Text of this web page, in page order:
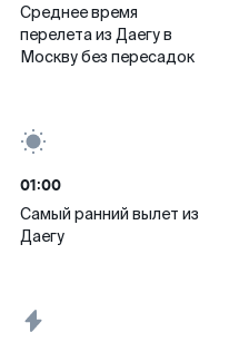
Среднее время
перелета из Даегу в
Москву без пересадок
01:00
Самый ранний вылет из
Даегу